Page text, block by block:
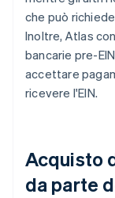
che può
Inoltre, Atlas
bancarie pre-
accettare
ricevere l'EIN.
Acquisto
da parte